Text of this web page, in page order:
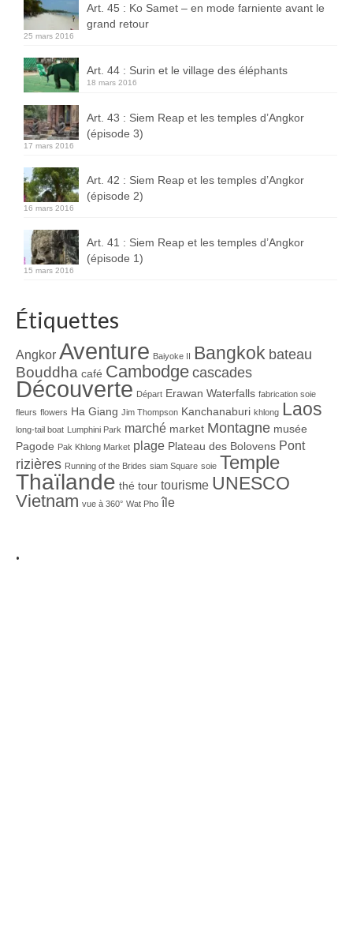
Art. 45 : Ko Samet – en mode farniente avant le
grand retour
25 mars 2016
Art. 44 : Surin et le village des éléphants
18 mars 2016
Art. 43 : Siem Reap et les temples d’Angkor
(épisode 3)
17 mars 2016
Art. 42 : Siem Reap et les temples d’Angkor
(épisode 2)
16 mars 2016
Art. 41 : Siem Reap et les temples d’Angkor
(épisode 1)
15 mars 2016
Étiquettes
Angkor Aventure Baiyoke II Bangkok bateau
Bouddha café Cambodge cascades
Découverte Départ Erawan Waterfalls fabrication soie
fleurs flowers Ha Giang Jim Thompson Kanchanaburi khlong Laos
long-tail boat Lumphini Park marché market Montagne musée
Pagode Pak Khlong Market plage Plateau des Bolovens Pont
rizières Running of the Brides siam Square soie Temple
Thaïlande thé tour tourisme UNESCO
Vietnam vue à 360° Wat Pho île
.